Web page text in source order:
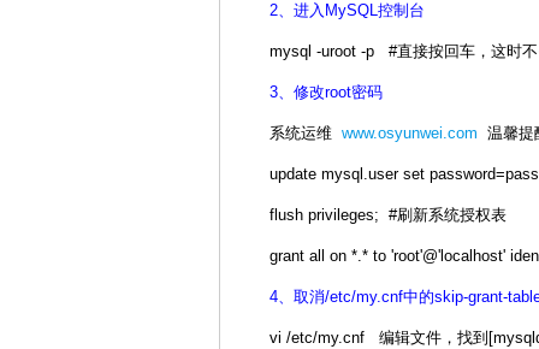
2、进入MySQL控制台
mysql -uroot -p #直接按回车，这时
3、修改root密码
系统运维 www.osyunwei.com 温馨提
update mysql.user set
flush privileges; #刷新系统授权表
grant all on *.* to 'root'@'localhost'
4、取消/etc/my.cnf中的skip-grant-
vi /etc/my.cnf 编辑文件，找到